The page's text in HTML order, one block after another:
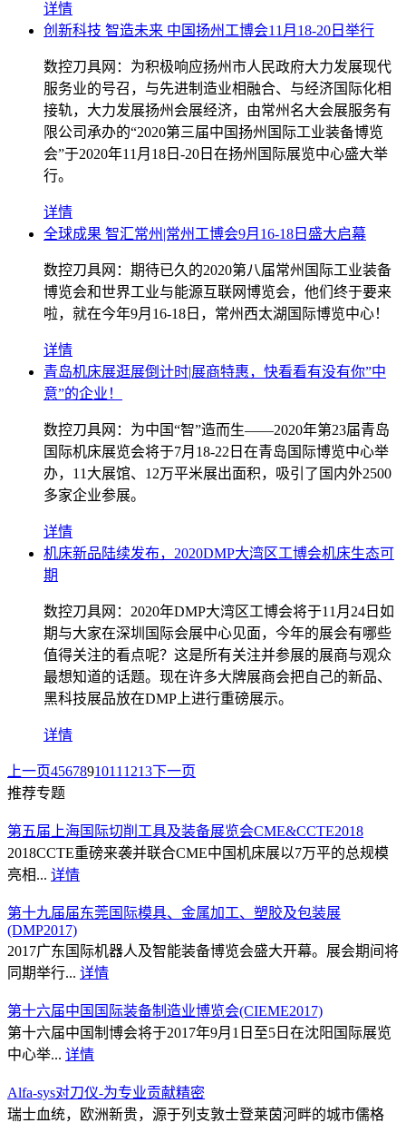
详情
创新科技 智造未来 中国扬州工博会11月18-20日举行
数控刀具网：为积极响应扬州市人民政府大力发展现代
服务业的号召，与先进制造业相融合、与经济国际化相
接轨，大力发展扬州会展经济，由常州名大会展服务有
限公司承办的“2020第三届中国扬州国际工业装备博览
会”于2020年11月18日-20日在扬州国际展览中心盛大举
行。
详情
全球成果 智汇常州|常州工博会9月16-18日盛大启幕
数控刀具网：期待已久的2020第八届常州国际工业装备
博览会和世界工业与能源互联网博览会，他们终于要来
啦，就在今年9月16-18日，常州西太湖国际博览中心！
详情
青岛机床展逛展倒计时|展商特惠，快看看有没有你”中
意”的企业！
数控刀具网：为中国“智”造而生——2020年第23届青岛
国际机床展览会将于7月18-22日在青岛国际博览中心举
办，11大展馆、12万平米展出面积，吸引了国内外2500
多家企业参展。
详情
机床新品陆续发布，2020DMP大湾区工博会机床生态可
期
数控刀具网：2020年DMP大湾区工博会将于11月24日如
期与大家在深圳国际会展中心见面，今年的展会有哪些
值得关注的看点呢？这是所有关注并参展的展商与观众
最想知道的话题。现在许多大牌展商会把自己的新品、
黑科技展品放在DMP上进行重磅展示。
详情
上一页4567891011 1213下一页
推荐专题
第五届上海国际切削工具及装备展览会CME&CCTE2018
2018CCTE重磅来袭并联合CME中国机床展以7万平的总规模
亮相... 详情
第十九届届东莞国际模具、金属加工、塑胶及包装展
(DMP2017)
2017广东国际机器人及智能装备博览会盛大开幕。展会期间将
同期举行... 详情
第十六届中国国际装备制造业博览会(CIEME2017)
第十六届中国制博会将于2017年9月1日至5日在沈阳国际展览
中心举... 详情
Alfa-sys对刀仪-为专业贡献精密
瑞士血统，欧洲新贵，源于列支敦士登莱茵河畔的城市儒格